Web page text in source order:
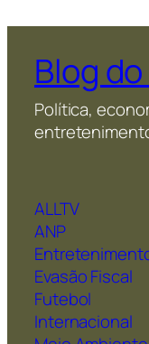
Blog
Política,
ALLTV
ANP
Evasão Fiscal
Futebol
Internacional